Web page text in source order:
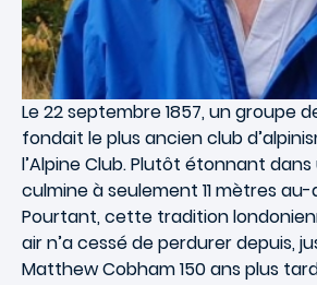
Le 22 septembre 1857, un groupe
fondait le plus ancien club
l’Alpine Club. Plutôt étonnant dans
culmine à seulement 11 mètres
Pourtant, cette tradition
air n’a cessé de perdurer depuis,
Matthew Cobham 150 ans plus